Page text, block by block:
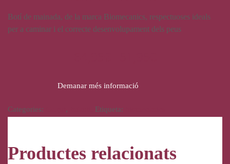
Botí de mainada, de la marca Biomecanics, respectuoses ideals
per a caminar i el correcte desenvolupament dels peus
Demanar més informació
Categories: , Etiqueta:
Productes relacionats